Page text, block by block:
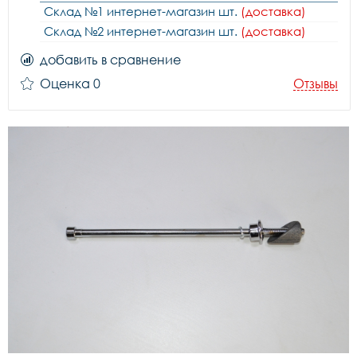
Склад №1 интернет-магазин шт. (доставка)
Склад №2 интернет-магазин шт. (доставка)
добавить в сравнение
Оценка 0
Отзывы